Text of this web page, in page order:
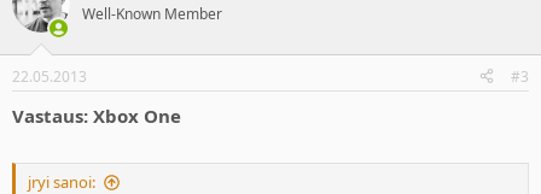
Well-Known Member
22.05.2013 #3
Vastaus: Xbox One
jryi sanoi: